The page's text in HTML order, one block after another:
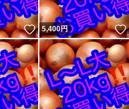
いいね！
5,400円